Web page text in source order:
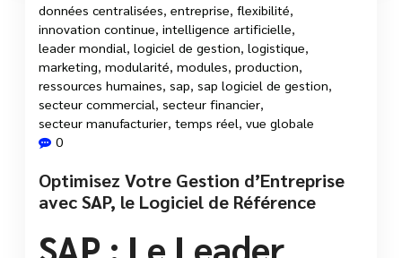
données centralisées, entreprise, flexibilité,
innovation continue, intelligence artificielle,
leader mondial, logiciel de gestion, logistique,
marketing, modularité, modules, production,
ressources humaines, sap, sap logiciel de gestion,
secteur commercial, secteur financier,
secteur manufacturier, temps réel, vue globale
0
Optimisez Votre Gestion d’Entreprise
avec SAP, le Logiciel de Référence
SAP : Le Leader